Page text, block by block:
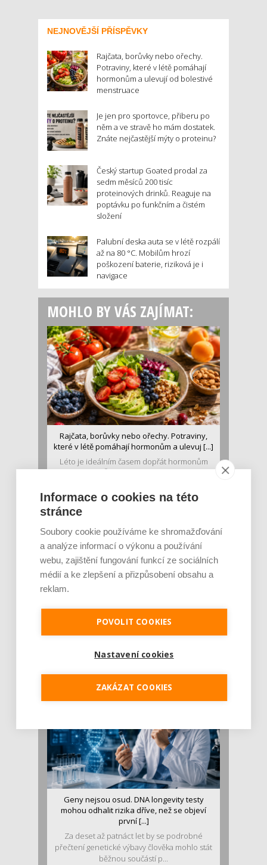
NEJNOVĚJŠÍ PŘÍSPĚVKY
Rajčata, borůvky nebo ořechy.
Potraviny, které v létě pomáhají
hormonům a ulevují od bolestivé
menstruace
Je jen pro sportovce, přiberu po
něm a ve stravě ho mám dostatek.
Znáte nejčastější mýty o proteinu?
Český startup Goated prodal za
sedm měsíců 200 tisíc
proteinových drinků. Reaguje na
poptávku po funkčním a čistém
složení
Palubní deska auta se v létě rozpálí
až na 80 °C. Mobilům hrozí
poškození baterie, riziková je i
navigace
MOHLO BY VÁS ZAJÍMAT:
Rajčata, borůvky nebo ořechy. Potraviny,
které v létě pomáhají hormonům a ulevuj [...]
Léto je ideálním časem dopřát hormonům
malý restart. Čerstvé ovoce, zelenina nebo
Je jen pro sportovce, přiberu po něm a ve
stravě ho mám dostatek. Znáte nejčastějš [...]
v oblasti zdraví, výživy i dlouhověkosti. Přesto
Geny nejsou osud. DNA longevity testy
mohou odhalit rizika dříve, než se objeví
první [...]
Za deset až patnáct let by se podrobné
přečtení genetické výbavy člověka mohlo stát
běžnou součástí p...
Informace o cookies na této
stránce
Soubory cookie používáme ke shromažďování
a analýze informací o výkonu a používání
webu, zajištění fungování funkcí ze sociálních
médií a ke zlepšení a přizpůsobení obsahu a
reklam.
POVOLIT COOKIES
Nastavení cookies
ZAKÁZAT COOKIES